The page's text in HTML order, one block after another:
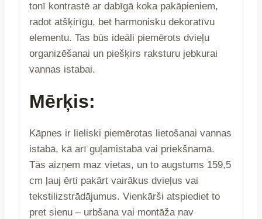
tonī kontrastē ar dabīgā koka pakāpieniem,
radot atšķirīgu, bet harmonisku dekoratīvu
elementu. Tas būs ideāli piemērots dvieļu
organizēšanai un piešķirs raksturu jebkurai
vannas istabai.
Mērķis:
Kāpnes ir lieliski piemērotas lietošanai vannas
istabā, kā arī guļamistabā vai priekšnamā.
Tās aizņem maz vietas, un to augstums 159,5
cm ļauj ērti pakārt vairākus dvieļus vai
tekstilizstrādājumus. Vienkārši atspiediet to
pret sienu – urbšana vai montāža nav